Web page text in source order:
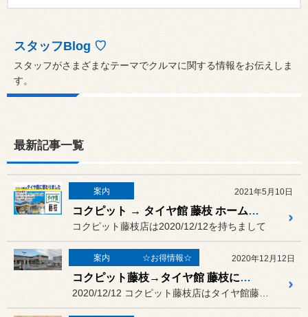
スタッフBlog ♡
スタッフがさまざまなテーマでクルマに関する情報をお伝えしま
す。
最新記事一覧
案内 2021年5月10日
コクピット → タイヤ館 藤枝 ホームページ移行のお知らせ
コクピット藤枝店は2020/12/12を持ちまして
案内 ☆お得情報☆ 2020年12月12日
コクピット藤枝→タイヤ館 藤枝に生まれ変わりました！